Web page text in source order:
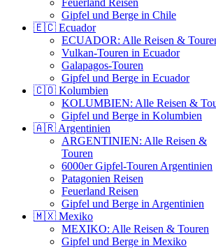
Feuerland Reisen
Gipfel und Berge in Chile
🇪🇨 Ecuador
ECUADOR: Alle Reisen &
Vulkan-Touren in Ecuador
Galapagos-Touren
Gipfel und Berge in Ecuador
🇨🇴 Kolumbien
KOLUMBIEN: Alle Reisen &
Gipfel und Berge in Kolumbien
🇦🇷 Argentinien
ARGENTINIEN: Alle Reisen &
Touren
6000er Gipfel-Touren Argentinien
Patagonien Reisen
Feuerland Reisen
Gipfel und Berge in Argentinien
🇲🇽 Mexiko
MEXIKO: Alle Reisen & Touren
Gipfel und Berge in Mexiko